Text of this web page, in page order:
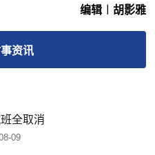
编辑︱胡影雅
资讯
全取消
09